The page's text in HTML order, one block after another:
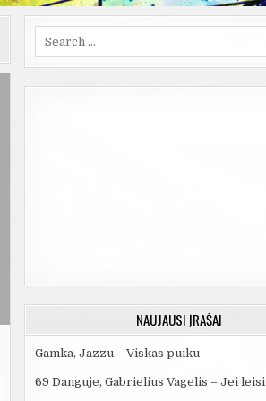
NAUJAUSI ĮRAŠAI
Gamka, Jazzu – Viskas puiku
69 Danguje, Gabrielius Vagelis – Jei leisi